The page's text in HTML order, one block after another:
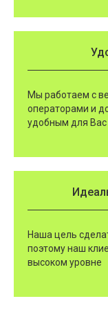
Мы работаем с
операторами и
удобным для Вас
Наша цель
поэтому наш
высоком уровне